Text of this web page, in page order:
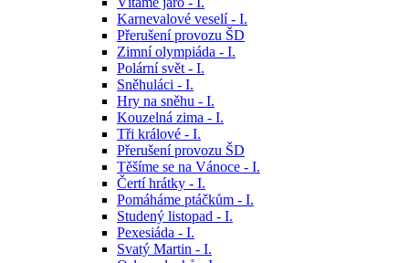
Karnevalové veselí - I.
Přerušení provozu ŠD
Zimní olympiáda - I.
Polární svět - I.
Sněhuláci - I.
Hry na sněhu - I.
Kouzelná zima - I.
Tři králové - I.
Přerušení provozu ŠD
Těšíme se na Vánoce - I.
Čertí hrátky - I.
Pomáháme ptáčkům - I.
Studený listopad - I.
Pexesiáda - I.
Svatý Martin - I.